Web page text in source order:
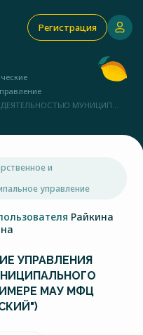
Регистрация
МУНИЦИП...
и
управление
Райкина
УПРАВЛЕНИЯ
МАУ МФЦ